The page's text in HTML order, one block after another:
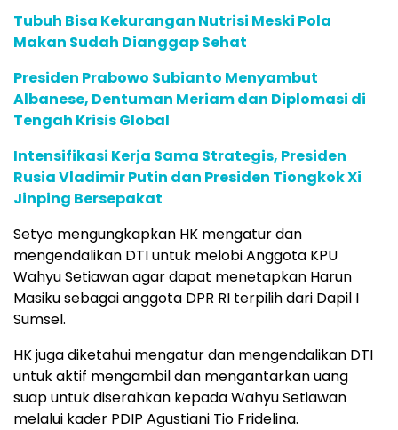
Tubuh Bisa Kekurangan Nutrisi Meski Pola
Makan Sudah Dianggap Sehat
Presiden Prabowo Subianto Menyambut
Albanese, Dentuman Meriam dan Diplomasi di
Tengah Krisis Global
Intensifikasi Kerja Sama Strategis, Presiden
Rusia Vladimir Putin dan Presiden Tiongkok Xi
Jinping Bersepakat
Setyo mengungkapkan HK mengatur dan
mengendalikan DTI untuk melobi Anggota KPU
Wahyu Setiawan agar dapat menetapkan Harun
Masiku sebagai anggota DPR RI terpilih dari Dapil I
Sumsel.
HK juga diketahui mengatur dan mengendalikan DTI
untuk aktif mengambil dan mengantarkan uang
suap untuk diserahkan kepada Wahyu Setiawan
melalui kader PDIP Agustiani Tio Fridelina.